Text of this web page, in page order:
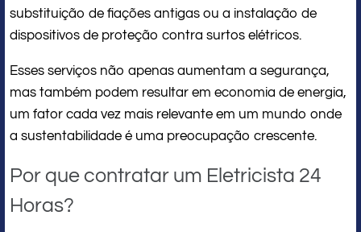
substituição de fiações antigas ou a instalação de
dispositivos de proteção contra surtos elétricos.
Esses serviços não apenas aumentam a segurança,
mas também podem resultar em economia de energia,
um fator cada vez mais relevante em um mundo onde
a sustentabilidade é uma preocupação crescente.
Por que contratar um Eletricista 24
Horas?